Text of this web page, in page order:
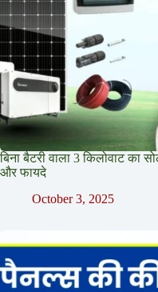
बिना बैटरी वाला 3 किलोवाट का
और फायदे
October 3, 2025